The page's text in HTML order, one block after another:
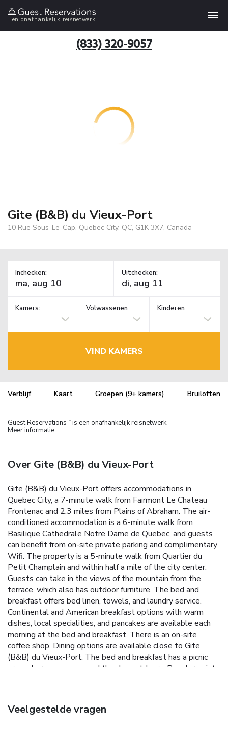
Een onafhankelijk reisnetwerk
(833) 320-9057
Gite (B&B) du Vieux-Port
10 Rue Sous-Le-Cap, Quebec City, QC, G1K 3X7, Canada
Inchecken: Uitchecken:
Kamers: Volwassenen Kinderen
VIND KAMERS
Verblijf Kaart Groepen (9+ kamers) Bruiloften
Guest Reservations TM is een onafhankelijk reisnetwerk.
Meer informatie
Over Gite (B&B) du Vieux-Port
Gite (B&B) du Vieux-Port offers accommodations in
Quebec City, a 7-minute walk from Fairmont Le Chateau
Frontenac and 2.3 miles from Plains of Abraham. The air-
conditioned accommodation is a 6-minute walk from
Basilique Cathedrale Notre Dame de Quebec, and guests
can benefit from on-site private parking and complimentary
Wifi. The property is a 5-minute walk from Quartier du
Petit Champlain and within half a mile of the city center.
Guests can take in the views of the mountain from the
terrace, which also has outdoor furniture. The bed and
breakfast offers bed linen, towels, and laundry service.
Continental and American breakfast options with warm
dishes, local specialities, and pancakes are available each
morning at the bed and breakfast. There is an on-site
coffee shop. Dining options are available close to Gite
(B&B) du Vieux-Port. The bed and breakfast has a picnic
area where you can spend the day outdoors. Popular points
from the property.
Veelgestelde vragen